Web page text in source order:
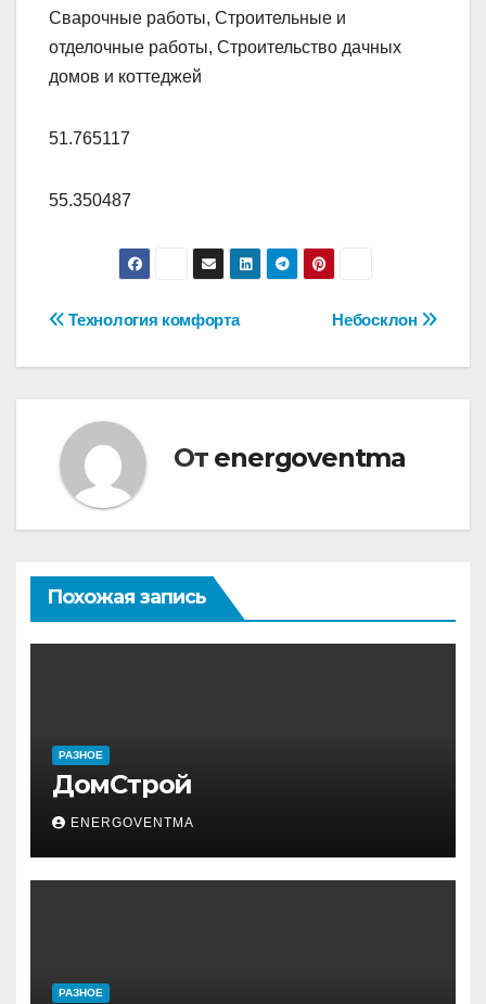
Сварочные работы, Строительные и
отделочные работы, Строительство дачных
домов и коттеджей
51.765117
55.350487
Навигация
по
записям
Небосклон
Технология комфорта
От energoventma
Похожая запись
РАЗНОЕ
ДомСтрой
ENERGOVENTMA
РАЗНОЕ